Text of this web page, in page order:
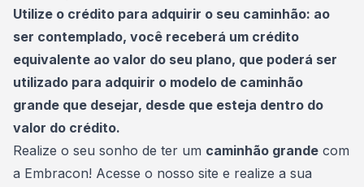
Utilize o crédito para adquirir o seu caminhão: ao
ser contemplado, você receberá um crédito
equivalente ao valor do seu plano, que poderá ser
utilizado para adquirir o modelo de caminhão
grande que desejar, desde que esteja dentro do
valor do crédito.
Realize o seu sonho de ter um caminhão grande com
a Embracon! Acesse o nosso site e realize a sua